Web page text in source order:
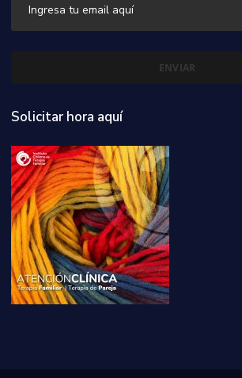
Solicitar hora aquí